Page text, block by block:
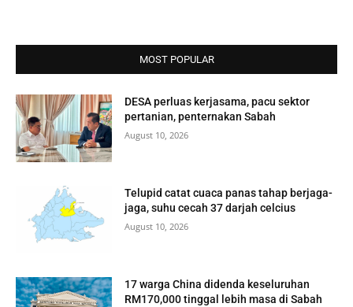
MOST POPULAR
DESA perluas kerjasama, pacu sektor
pertanian, penternakan Sabah
August 10, 2026
Telupid catat cuaca panas tahap berjaga-
jaga, suhu cecah 37 darjah celcius
August 10, 2026
17 warga China didenda keseluruhan
RM170,000 tinggal lebih masa di Sabah